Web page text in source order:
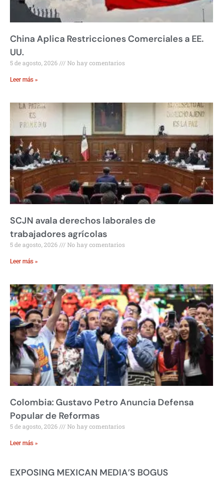
China Aplica Restricciones Comerciales a EE.
UU.
5 de agosto, 2026 No hay comentarios
Leer más »
SCJN avala derechos laborales de
trabajadores agrícolas
5 de agosto, 2026 No hay comentarios
Leer más »
Colombia: Gustavo Petro Anuncia Defensa
Popular de Reformas
5 de agosto, 2026 No hay comentarios
Leer más »
EXPOSING MEXICAN MEDIA’S BOGUS